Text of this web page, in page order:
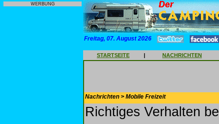
WERBUNG
Freitag, 07. August 2026
STARTSEITE | NACHRICHTEN
Nachrichten > Mobile Freizeit
Richtiges Verhalten